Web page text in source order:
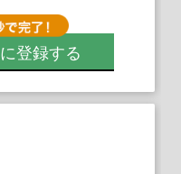
に登録する